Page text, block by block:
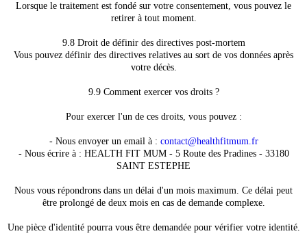
Lorsque le traitement est fondé sur votre consentement, vous pouvez le
retirer à tout moment.
9.8 Droit de définir des directives post-mortem
Vous pouvez définir des directives relatives au sort de vos données après
votre décès.
9.9 Comment exercer vos droits ?
Pour exercer l'un de ces droits, vous pouvez :
- Nous envoyer un email à : contact@healthfitmum.fr
- Nous écrire à : HEALTH FIT MUM - 5 Route des Pradines - 33180
SAINT ESTEPHE
Nous vous répondrons dans un délai d'un mois maximum. Ce délai peut
être prolongé de deux mois en cas de demande complexe.
Une pièce d'identité pourra vous être demandée pour vérifier votre identité.